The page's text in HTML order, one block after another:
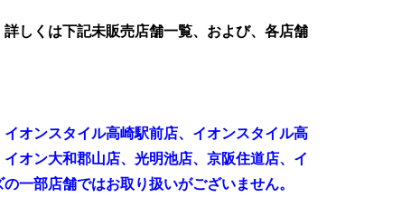
詳しくは下記未販売店舗一覧、および、各店舗
オンスタイル高崎駅前店、イオンスタイル高
オン大和郡山店、光明池店、京阪住道店、イ
一部店舗ではお取り扱いがございません。